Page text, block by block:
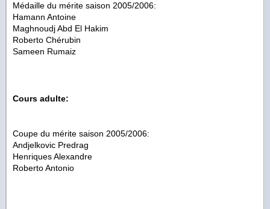
Médaille du mérite saison 2005/2006:
Hamann Antoine
Maghnoudj Abd El Hakim
Roberto Chérubin
Sameen Rumaiz
Cours adulte:
Coupe du mérite saison 2005/2006:
Andjelkovic Predrag
Henriques Alexandre
Roberto Antonio